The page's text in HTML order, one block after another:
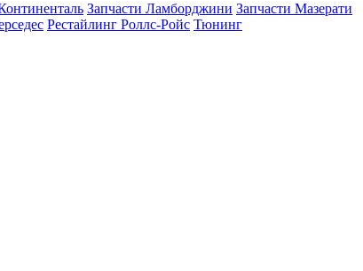
Запчасти Ламборджини Запчасти Мазерати
Рестайлинг Роллс-Ройс Тюнинг